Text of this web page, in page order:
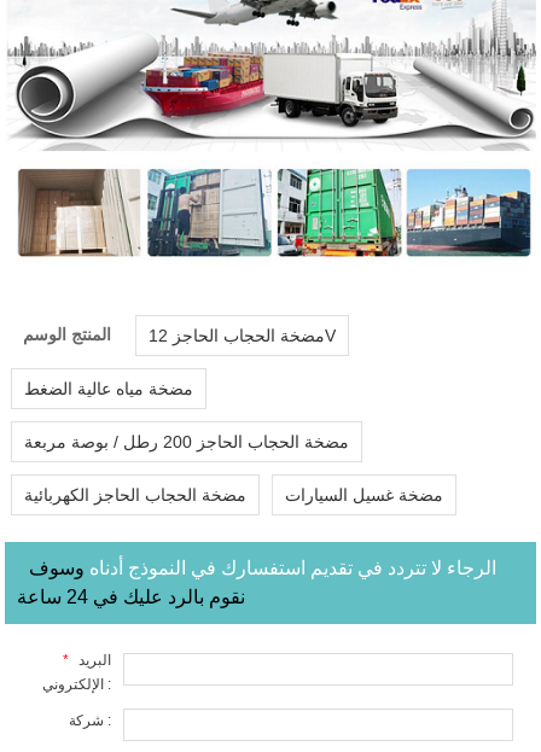
المنتج الوسم مضخة الحجاب الحاجز 12V
مضخة مياه عالية الضغط
مضخة الحجاب الحاجز 200 رطل / بوصة مربعة
مضخة الحجاب الحاجز الكهربائية مضخة غسيل السيارات
الرجاء لا تتردد في تقديم استفسارك في النموذج أدناه وسوف
نقوم بالرد عليك في 24 ساعة
* البريد
الإلكتروني :
شركة :